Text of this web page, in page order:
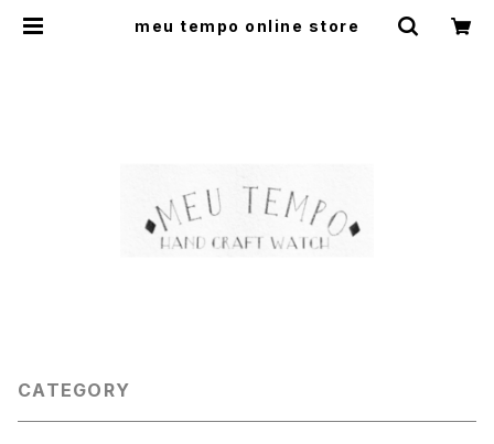
meu tempo online store
CATEGORY